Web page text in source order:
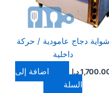
شواية دجاج عامودية / حركة
داخلية
د.ا
إضافة إلى
السلة